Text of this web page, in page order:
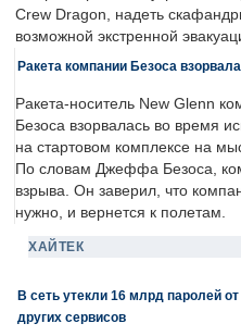
Crew Dragon, надеть
возможной экстренной
Ракета компании Безоса
Ракета-носитель New Glenn
Безоса взорвалась во время
на стартовом комплексе на
По словам Джеффа Безоса,
взрыва. Он заверил, что
нужно, и вернется к полетам.
ХАЙТЕК
В сеть утекли 16 млрд паролей
других сервисов